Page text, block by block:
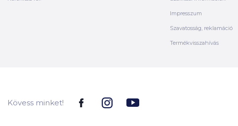
Impresszum
Szavatosság, reklamáció
Termékvisszahívás
Kövess minket!